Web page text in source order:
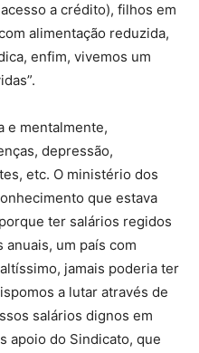
a crédito), filhos em
alimentação reduzida,
enfim, vivemos um
e mentalmente,
depressão,
etc. O ministério dos
que estava
ter salários regidos
um país com
jamais poderia ter
a lutar através de
salários dignos em
apoio do Sindicato, que